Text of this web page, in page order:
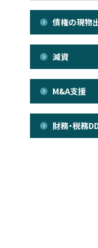
債権の現物出
減資
M&A支援
財務・税務